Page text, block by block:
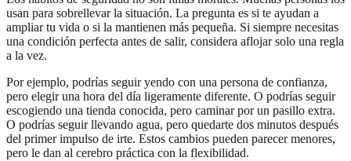
usan para sobrellevar la situación. La pregunta es si te ayudan a
ampliar tu vida o si la mantienen más pequeña. Si siempre necesitas
una condición perfecta antes de salir, considera aflojar solo una regla
a la vez.
Por ejemplo, podrías seguir yendo con una persona de confianza,
pero elegir una hora del día ligeramente diferente. O podrías seguir
escogiendo una tienda conocida, pero caminar por un pasillo extra.
O podrías seguir llevando agua, pero quedarte dos minutos después
del primer impulso de irte. Estos cambios pueden parecer menores,
pero le dan al cerebro práctica con la flexibilidad.